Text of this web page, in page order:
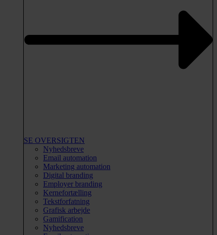
SE OVERSIGTEN
Nyhedsbreve
Email automation
Marketing automation
Digital branding
Employer branding
Kernefortælling
Tekstforfatning
Grafisk arbejde
Gamification
Nyhedsbreve